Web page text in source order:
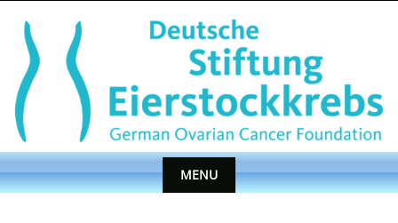
content
MENU